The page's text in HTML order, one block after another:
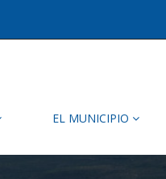
EL MUNICIPIO